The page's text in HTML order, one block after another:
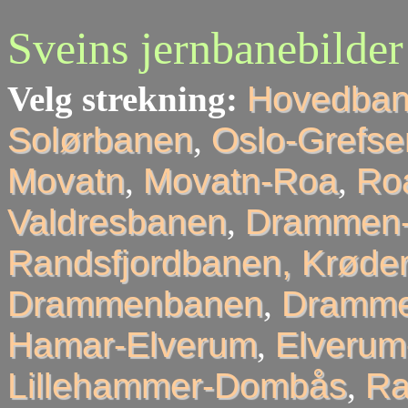
Sveins jernbanebilder
Velg strekning:
Solørbanen, Oslo-
Movatn, Movatn-Roa,
Valdresbanen,
Randsfjordbanen,
Drammenbanen,
Hamar-Elverum,
Lillehammer-Dombås,